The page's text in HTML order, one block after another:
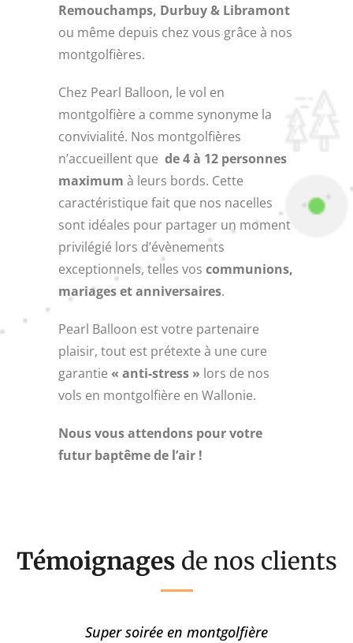
Remouchamps, Durbuy & Libramont
ou même depuis chez vous grâce à nos
montgolfières.
Chez Pearl Balloon, le vol en
montgolfière a comme synonyme la
convivialité. Nos montgolfières
n’accueillent que de 4 à 12 personnes
maximum à leurs bords. Cette
caractéristique fait que nos nacelles
sont idéales pour partager un moment
privilégié lors d’évènements
exceptionnels, telles vos communions,
mariages et anniversaires.
Pearl Balloon est votre partenaire
plaisir, tout est prétexte à une cure
garantie « anti-stress » lors de nos
vols en montgolfière en Wallonie.
Nous vous attendons pour votre
futur baptême de l’air !
Témoignages de nos clients
Super soirée en montgolfière